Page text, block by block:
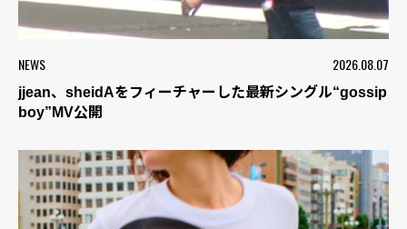
NEWS 2026.08.07
jjean、sheidAをフィーチャーした最新シングル“gossip
boy”MV公開